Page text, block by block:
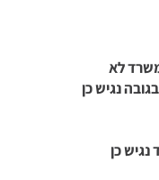
לא
נגיש כן
כן